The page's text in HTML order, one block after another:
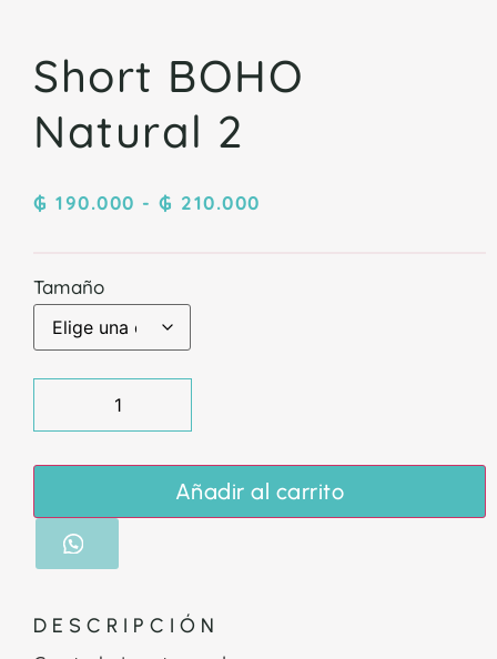
Short BOHO
Natural 2
₲ 190.000 - ₲ 210.000
Tamaño
Añadir al carrito
DESCRIPCIÓN